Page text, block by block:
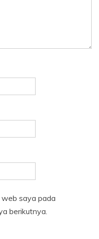
web saya pada
berikutnya.